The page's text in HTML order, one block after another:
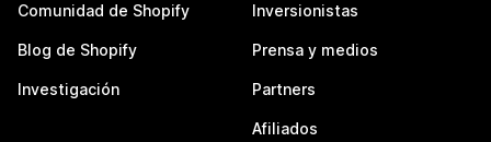
Comunidad de Shopify
Blog de Shopify
Investigación
Inversionistas
Prensa y medios
Partners
Afiliados